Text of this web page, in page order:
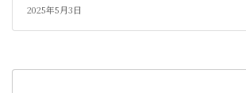
2025年5月3日
検